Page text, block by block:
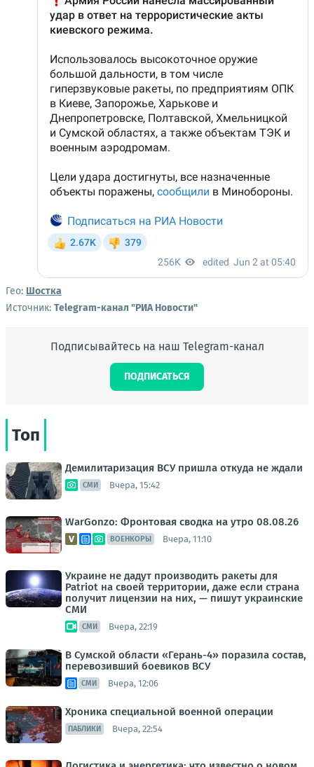
Гео: Шостка
Источник: Telegram-канал "РИА Новости"
Подписывайтесь на наш Telegram-канал
ПОДПИСАТЬСЯ
Топ
Демилитаризация ВСУ пришла откуда не ждали
СМИ Вчера, 15:42
WarGonzo: Фронтовая сводка на утро 08.08.26
ВОЕНКОРЫ Вчера, 11:10
Украине не дадут производить ракеты для
Patriot на своей территории, даже если страна
получит лицензии на них, — пишут украинские
СМИ
СМИ Вчера, 22:19
В Сумской области «Герань-4» поразила состав,
перевозивший боевиков ВСУ
СМИ Вчера, 12:06
Хроника специальной военной операции
ПАБЛИКИ Вчера, 22:54